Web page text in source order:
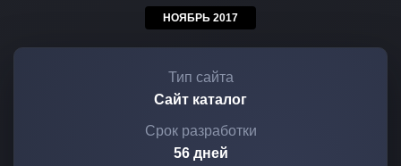
НОЯБРЬ 2017
Тип сайта
Сайт каталог
Срок разработки
56 дней